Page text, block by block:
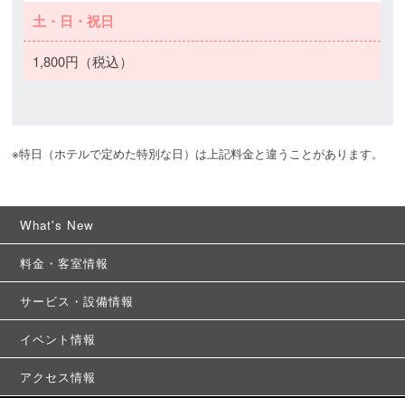
土・日・祝日
1,800円（税込）
※特日（ホテルで定めた特別な日）は上記料金と違うことがあります。
What's New
料金・客室情報
サービス・設備情報
イベント情報
アクセス情報